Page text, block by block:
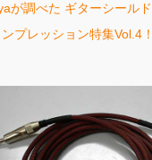
が調べた ギターシール
プレッション特集Vol.4！